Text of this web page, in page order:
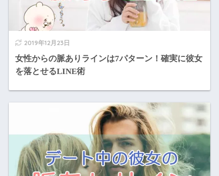
2019年12月23日
女性からの脈ありラインは7パターン！確実に彼女
を落とせるLINE術